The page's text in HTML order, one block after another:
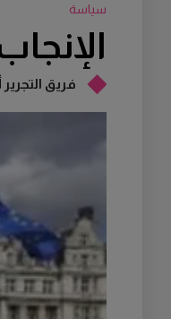
فريق التجرير
سياسة